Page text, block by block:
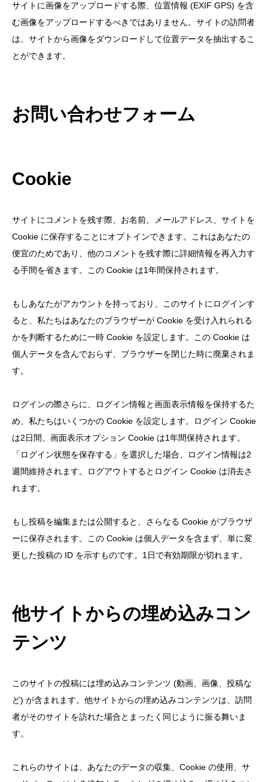
サイトに画像をアップロードする際、位置情報 (EXIF GPS) を含
む画像をアップロードするべきではありません。サイトの訪問者
は、サイトから画像をダウンロードして位置データを抽出するこ
とができます。
お問い合わせフォーム
Cookie
サイトにコメントを残す際、お名前、メールアドレス、サイトを
Cookie に保存することにオプトインできます。これはあなたの
便宜のためであり、他のコメントを残す際に詳細情報を再入力す
る手間を省きます。この Cookie は1年間保持されます。
もしあなたがアカウントを持っており、このサイトにログインす
ると、私たちはあなたのブラウザーが Cookie を受け入れられる
かを判断するために一時 Cookie を設定します。この Cookie は
個人データを含んでおらず、ブラウザーを閉じた時に廃棄されま
す。
ログインの際さらに、ログイン情報と画面表示情報を保持するた
め、私たちはいくつかの Cookie を設定します。ログイン Cookie
は2日間、画面表示オプション Cookie は1年間保持されます。
「ログイン状態を保存する」を選択した場合、ログイン情報は2
週間維持されます。ログアウトするとログイン Cookie は消去さ
れます。
もし投稿を編集または公開すると、さらなる Cookie がブラウザ
ーに保存されます。この Cookie は個人データを含まず、単に変
更した投稿の ID を示すものです。1日で有効期限が切れます。
他サイトからの埋め込みコン
テンツ
このサイトの投稿には埋め込みコンテンツ (動画、画像、投稿な
ど) が含まれます。他サイトからの埋め込みコンテンツは、訪問
者がそのサイトを訪れた場合とまったく同じように振る舞いま
す。
これらのサイトは、あなたのデータの収集、Cookie の使用、サ